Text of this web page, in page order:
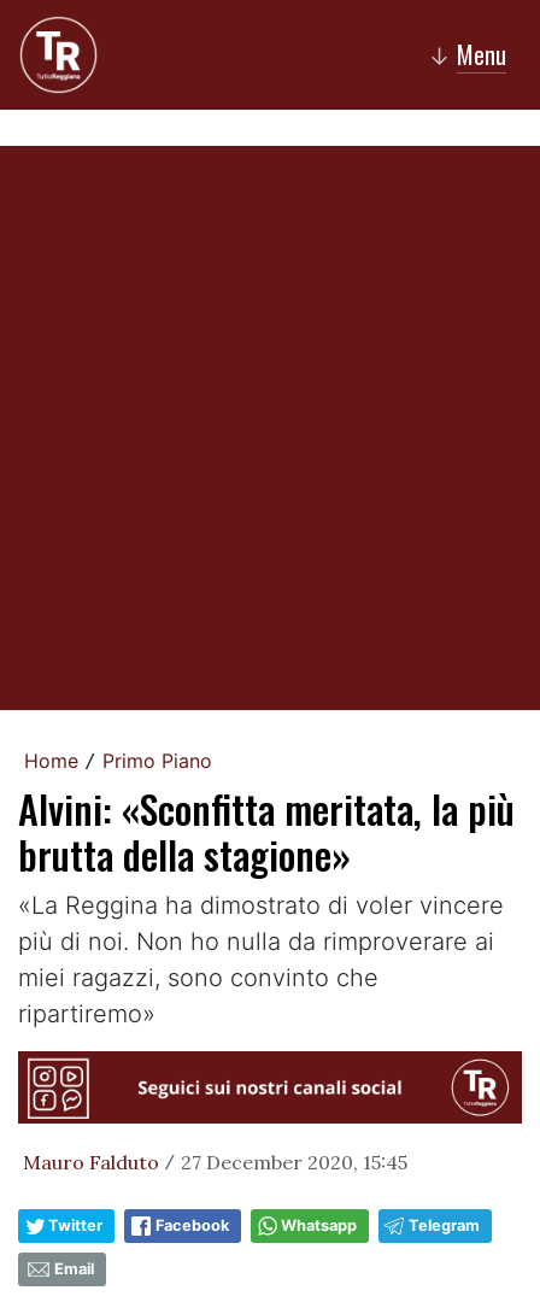
↓ Menu
Home / Primo Piano
Alvini: «Sconfitta meritata, la più
brutta della stagione»
«La Reggina ha dimostrato di voler vincere
più di noi. Non ho nulla da rimproverare ai
miei ragazzi, sono convinto che
ripartiremo»
Mauro Falduto / 27 December 2020, 15:45
Twitter Facebook Whatsapp Telegram
Email